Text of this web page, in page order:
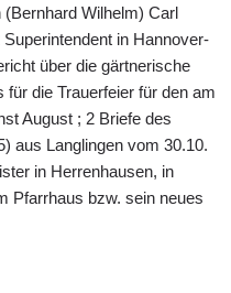
(Bernhard Wilhelm) Carl
in Hannover-
über die gärtnerische
die Trauerfeier für den am
August ; 2 Briefe des
aus Langlingen vom 30.10.
in Herrenhausen, in
Pfarrhaus bzw. sein neues